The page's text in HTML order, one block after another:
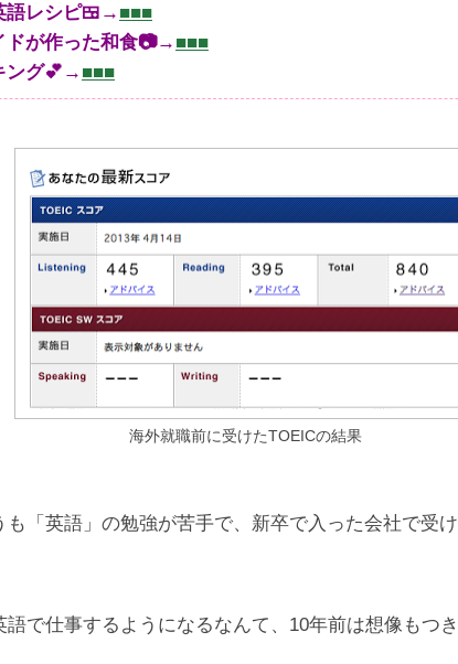
語レシピ🍱→ ■■■
ドが作った和食📷→ ■■■
ング💕→ ■■■
海外就職前に受けたTOEICの結果
「英語」の勉強が苦手で、新卒で入った会社で受
で仕事するようになるなんて、10年前は想像もつき